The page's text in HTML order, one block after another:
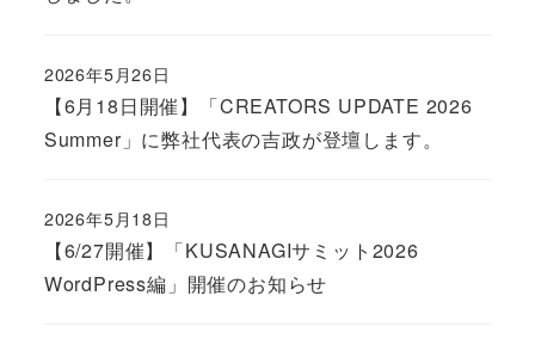
【6月18日開催】「CREATORS UPDATE 2026
Summer」に弊社代表の吉政が登壇します。
Published
2026年5月26日
【6/27開催】「KUSANAGIサミット2026
WordPress編」開催のお知らせ
Published
2026年5月18日